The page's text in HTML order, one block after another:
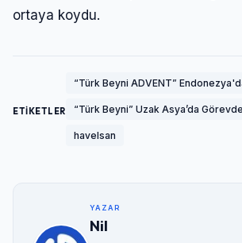
ortaya koydu.
ETİKETLER
“Türk Beyni ADVENT”
“Türk Beyni” Uzak Asya’da Görevde
havelsan
YAZAR
Nil
Giriş Yap